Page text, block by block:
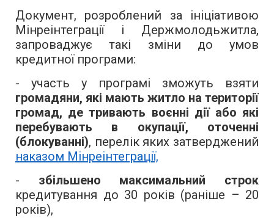
Документ, розроблений за ініціативою
Мінреінтеграції і Держмолодьжитла,
запроваджує такі зміни до умов
кредитної програми:
- участь у програмі зможуть взяти
громадяни, які мають житло на території
громад, де тривають воєнні дії або які
перебувають в окупації, оточенні
(блокуванні), перелік яких затверджений
наказом Мінреінтеграції,
- збільшено максимальний строк
кредитування до 30 років (раніше – 20
років),